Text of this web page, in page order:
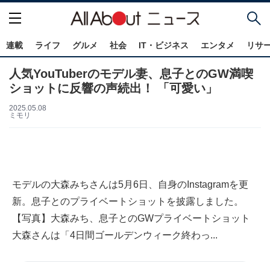
連載 ライフ グルメ 社会 IT・ビジネス エンタメ リサ
人気YouTuberのモデル妻、息子とのGW満喫
ショットに反響の声続出！ 「可愛い」
2025.05.08
ミモリ
モデルの大森みちさんは5月6日、自身のInstagramを更
新。息子とのプライベートショットを披露しました。
【写真】大森みち、息子とのGWプライベートショット
大森さんは「4日間ゴールデンウィーク終わっ...